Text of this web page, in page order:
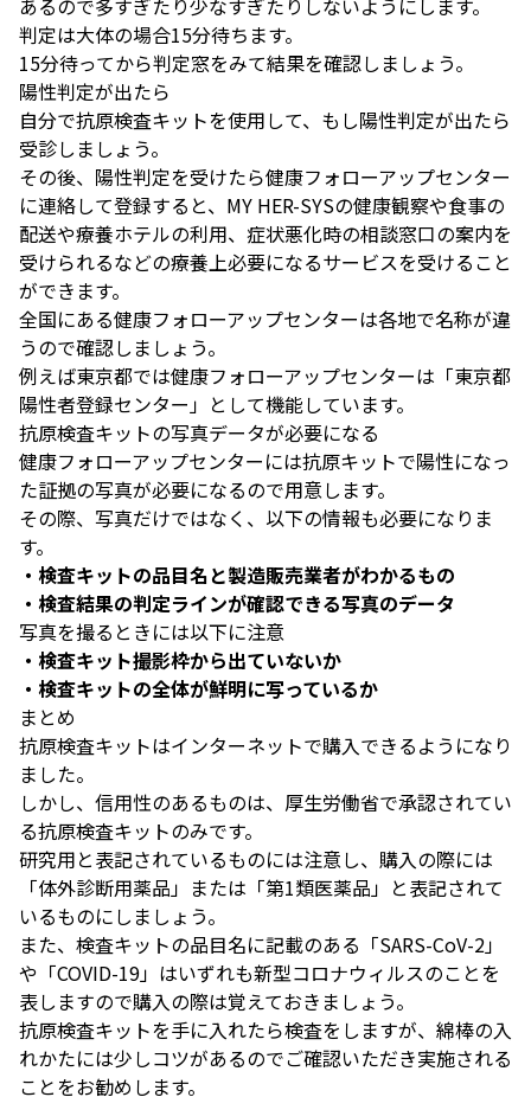
あるので多すぎたり少なすぎたりしないようにします。
判定は大体の場合15分待ちます。
15分待ってから判定窓をみて結果を確認しましょう。
陽性判定が出たら
自分で抗原検査キットを使用して、もし陽性判定が出たら
受診しましょう。
その後、陽性判定を受けたら健康フォローアップセンター
に連絡して登録すると、MY HER-SYSの健康観察や食事の
配送や療養ホテルの利用、症状悪化時の相談窓口の案内を
受けられるなどの療養上必要になるサービスを受けること
ができます。
全国にある健康フォローアップセンターは各地で名称が違
うので確認しましょう。
例えば東京都では健康フォローアップセンターは「東京都
陽性者登録センター」として機能しています。
抗原検査キットの写真データが必要になる
健康フォローアップセンターには抗原キットで陽性になっ
た証拠の写真が必要になるので用意します。
その際、写真だけではなく、以下の情報も必要になりま
す。
・検査キットの品目名と製造販売業者がわかるもの
・検査結果の判定ラインが確認できる写真のデータ
写真を撮るときには以下に注意
・検査キット撮影枠から出ていないか
・検査キットの全体が鮮明に写っているか
まとめ
抗原検査キットはインターネットで購入できるようになり
ました。
しかし、信用性のあるものは、厚生労働省で承認されてい
る抗原検査キットのみです。
研究用と表記されているものには注意し、購入の際には
「体外診断用薬品」または「第1類医薬品」と表記されて
いるものにしましょう。
また、検査キットの品目名に記載のある「SARS-CoV-2」
や「COVID-19」はいずれも新型コロナウィルスのことを
表しますので購入の際は覚えておきましょう。
抗原検査キットを手に入れたら検査をしますが、綿棒の入
れかたには少しコツがあるのでご確認いただき実施される
ことをお勧めします。